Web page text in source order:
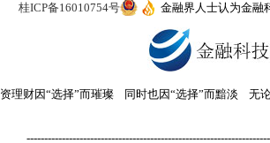
桂ICP备16010754号 金融界人士认为金
理财因“选择”而璀璨 同时也因“选择”而黯淡 无